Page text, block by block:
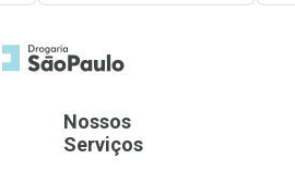
a Home
Nossos
Serviços